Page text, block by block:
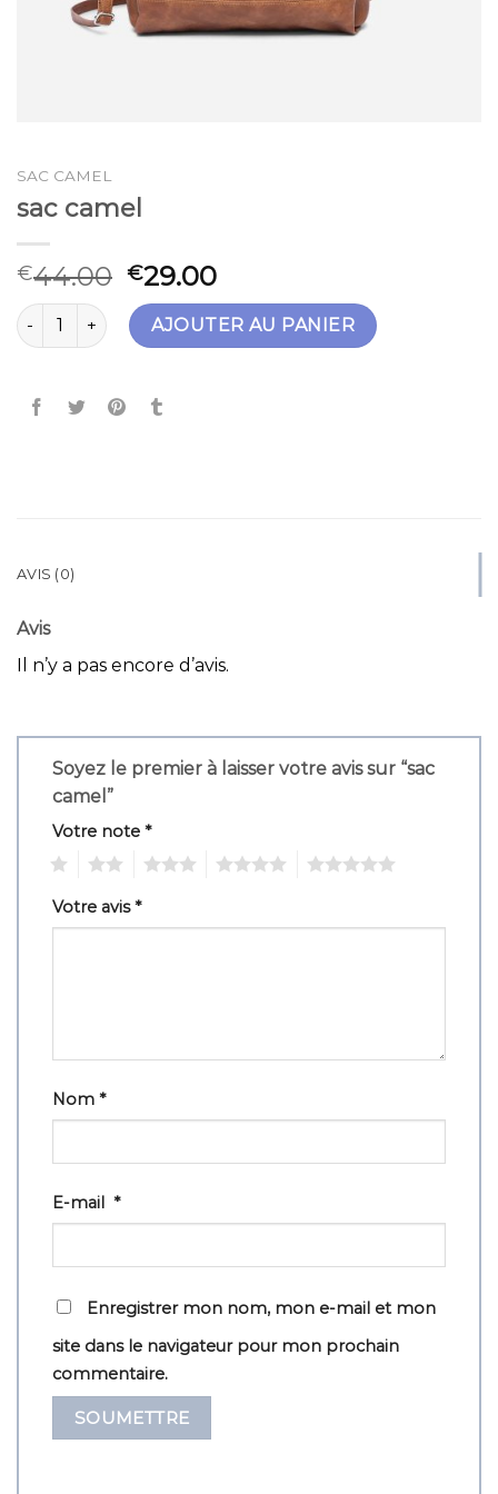
SAC CAMEL
sac camel
€44.00 €29.00
quantité de sac camelAJOUTER AU PANIER
AVIS (0)
Avis
Il n’y a pas encore d’avis.
Soyez le premier à laisser votre avis sur “sac
camel”
Votre note *
Votre avis*
Nom *
E-mail *
Enregistrer mon nom, mon e-mail et mon
site dans le navigateur pour mon prochain
commentaire.